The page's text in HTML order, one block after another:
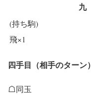
九
(持ち駒)
飛×1
四手目（相手のターン）
☖同玉